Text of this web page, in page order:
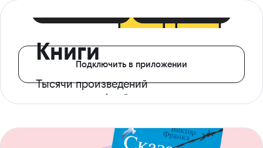
Книги
Тысячи произведений
с доступом офлайн
Подключить в приложении